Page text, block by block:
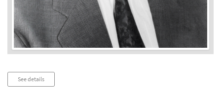
See details